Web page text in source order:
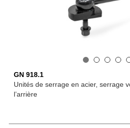
GN 918.1
Unités de serrage en acier, serrage
l’arrière